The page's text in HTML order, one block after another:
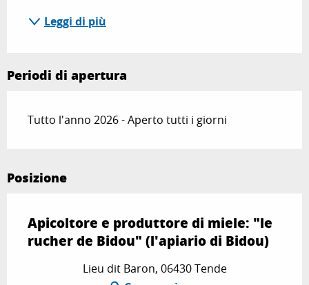
Leggi di più
Periodi di apertura
Tutto l'anno 2026 - Aperto tutti i giorni
Posizione
Apicoltore e produttore di miele: "le
rucher de Bidou" (l'apiario di Bidou)
Lieu dit Baron, 06430 Tende